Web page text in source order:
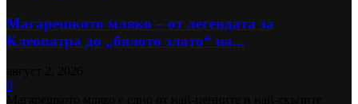
Магарешкото мляко – от легендата за
Клеопатра до „бялото злато“ на...
0